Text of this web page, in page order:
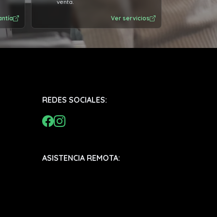
venta.
Ver servicios
REDES SOCIALES:
ASISTENCIA REMOTA: